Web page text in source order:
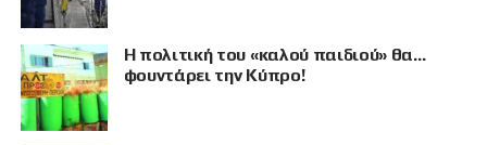
Η πολιτική του «καλού παιδιού» θα…
φουντάρει την Κύπρο!